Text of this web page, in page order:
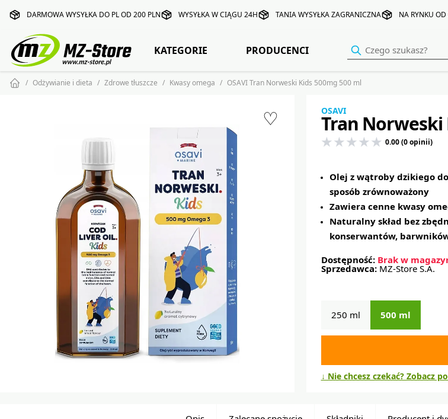
DARMOWA WYSYŁKA DO PL OD 200 PLN WYSYŁKA W CIĄGU 24H TANIA WYSYŁKA ZAGRANICZNA NA RYNKU
KATEGORIE PRODUCENCI
Odżywianie i dieta Zdrowe tłuszcze Kwasy omega OSAVI Tran Norweski Kids 500mg 500 ml
♡ OSAVI
Tran Norweski
0.00 (0 opinii)
Olej z wątroby dzikiego
sposób zrównoważony
Zawiera cenne kwasy
Naturalny skład bez
konserwantów,
Dostępność: Brak w
Sprzedawca: MZ-Store S.A.
250 ml 500 ml
↓ Nie chcesz czekać? Zobacz